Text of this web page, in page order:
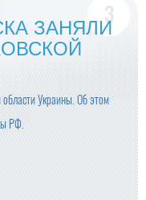
ЗАНЯЛИ
области Украины. Об этом
РФ.